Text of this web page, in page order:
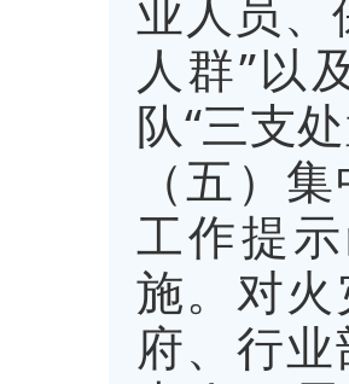
业人员、
人群”以
队“三支
（五）
工作提
施。对
府、行